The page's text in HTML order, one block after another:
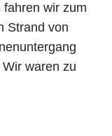
wir zum
Strand von
waren zu